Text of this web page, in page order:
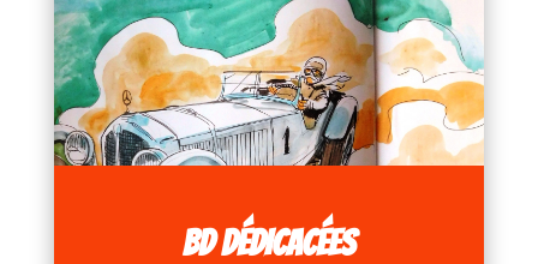
BD DÉDICACÉES